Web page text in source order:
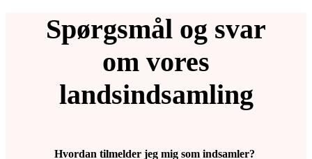
Spørgsmål og svar
om vores
landsindsamling
Hvordan tilmelder jeg mig som indsamler?